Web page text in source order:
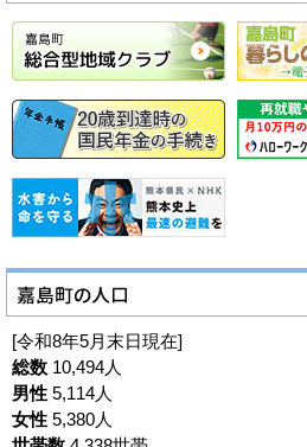
[令和8年5月末日現在]
総数 10,494人
男性 5,114人
女性 5,380人